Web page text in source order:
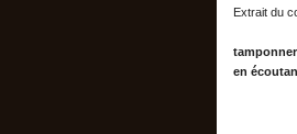
Extrait du
en